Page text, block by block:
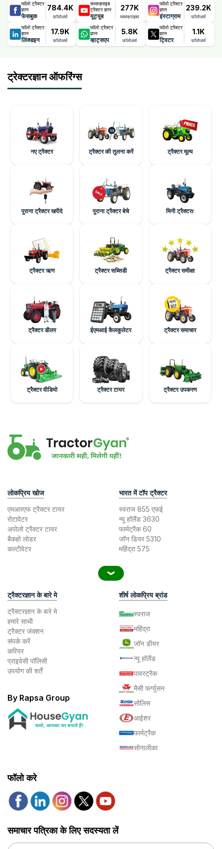
फॉलो ट्रैक्टर
ज्ञान
फेसबुक
784.4K
फ़ॉलोअर्स
सब्सक्राइब
ट्रैक्टर ज्ञान
यूट्यूब
277K
सब्सक्राइबर
फॉलो ट्रैक्टर
ज्ञान
इंस्टाग्राम
239.2K
फ़ॉलोअर्स
फॉलो ट्रैक्टर
ज्ञान
लिंक्डइन
17.9K
फ़ॉलोअर्स
फॉलो ट्रैक्टर
ज्ञान
व्हाट्सएप
5.8K
फ़ॉलोअर्स
फॉलो ट्रैक्टर
ज्ञान
ट्विटर
1.1K
फ़ॉलोअर्स
ट्रेक्टरज्ञान ऑफरिंग्स
नए ट्रैक्टर ट्रैक्टर की तुलना करें ट्रैक्टर मूल्य
पुराना ट्रैक्टर खरीदे पुराना ट्रैक्टर बेचे मिनी ट्रैक्टरr
ट्रैक्टर ऋण ट्रैक्टर सब्सिडी ट्रैक्टर समीक्षा
ट्रैक्टर डीलर ईएमआई कैलकुलेटर ट्रैक्टर समाचार
ट्रैक्टर वीडियो ट्रैक्टर टायर ट्रैक्टर उपकरण
लोकप्रिय खोज
एमआरएफ ट्रैक्टर टायर
रोटावेटर
अपोलो ट्रैक्टर टायर
बैकहो लोडर
कल्टीवेटर
भारत में टॉप ट्रैक्टर
स्वराज 855 एफई
न्यू हॉलैंड 3630
फार्मट्रैक 60
जॉन डियर 5310
महिंद्रा 575
ट्रैक्टरज्ञान के बारे मे
ट्रैक्टरज्ञान के बारे मे
हमारे साथी
ट्रैक्टर जंक्शन
संपर्क करें
करियर
प्राइवेसी पॉलिसी
उपयोग की शर्तें
By Rapsa Group
शीर्ष लोकप्रिय ब्रांड
स्वराज
महिंद्रा
जॉन डीयर
न्यू हॉलैंड
पावरट्रैक
मैसी फर्ग्यूसन
सोलिस
आईशर
फार्मट्रैक
सोनालीका
फॉलो करे
समाचार पत्रिका के लिए सदस्यता लें